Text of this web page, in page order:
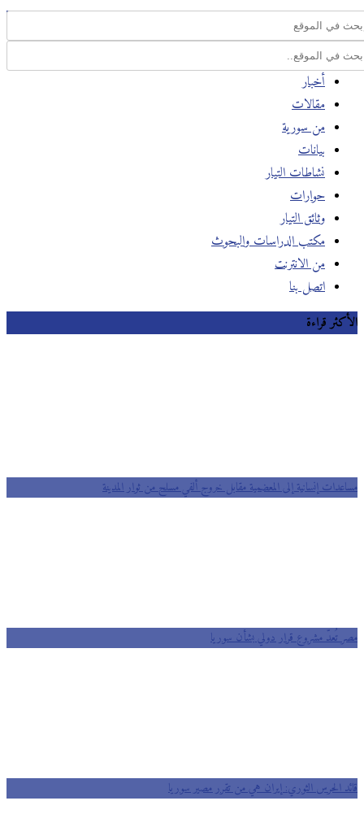
أخبار
مقالات
من سورية
بيانات
نشاطات التيار
حوارات
وثائق التيار
مكتب الدراسات والبحوث
من الانترنت
اتصل بنا
الأكثر قراءة
مساعدات إنسانية إلى المعضمية مقابل خروج ألفي مسلح من ثوار المدينة
مصر تُعدّ مشروع قرار دولي بشأن سوريا
قائد الحرس الثوري: إيران هي من تقرر مصير سوريا